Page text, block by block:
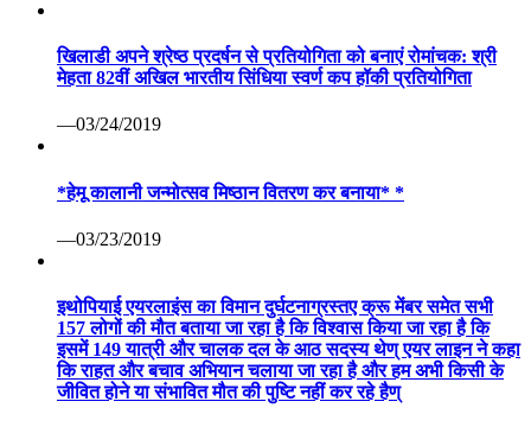
खिलाडी अपने श्रेष्ठ प्रदर्षन से प्रतियोगिता को बनाएं रोमांचक: श्री
मेहता 82वीं अखिल भारतीय सिंधिया स्वर्ण कप हॉकी प्रतियोगिता
—03/24/2019
*हेमू कालानी जन्मोत्सव मिष्ठान वितरण कर बनाया* *
—03/23/2019
इथोपियाई एयरलाइंस का विमान दुर्घटनाग्रस्तए क्रू मेंबर समेत सभी
157 लोगों की मौत बताया जा रहा है कि विश्वास किया जा रहा है कि
इसमें 149 यात्री और चालक दल के आठ सदस्य थेण् एयर लाइन ने कहा
कि राहत और बचाव अभियान चलाया जा रहा है और हम अभी किसी के
जीवित होने या संभावित मौत की पुष्टि नहीं कर रहे हैण्